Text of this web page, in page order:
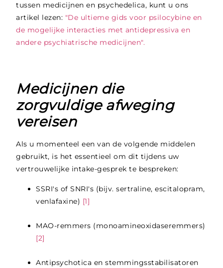
tussen medicijnen en psychedelica, kunt u ons
artikel lezen: "De ultieme gids voor psilocybine en
de mogelijke interacties met antidepressiva en
andere psychiatrische medicijnen".
Medicijnen die
zorgvuldige afweging
vereisen
Als u momenteel een van de volgende middelen
gebruikt, is het essentieel om dit tijdens uw
vertrouwelijke intake-gesprek te bespreken:
SSRI's of SNRI's (bijv. sertraline, escitalopram,
venlafaxine) [1]
MAO-remmers (monoamineoxidaseremmers)
[2]
Antipsychotica en stemmingsstabilisatoren